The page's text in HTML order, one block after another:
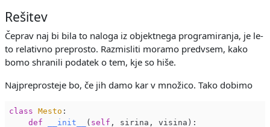
Rešitev
Čeprav naj bi bila to naloga iz objektnega programiranja, je le-
to relativno preprosto. Razmisliti moramo predvsem, kako
bomo shranili podatek o tem, kje so hiše.
Najpreprosteje bo, če jih damo kar v množico. Tako dobimo
class Mesto :
def
__init__ ( self , sirina, visina) :